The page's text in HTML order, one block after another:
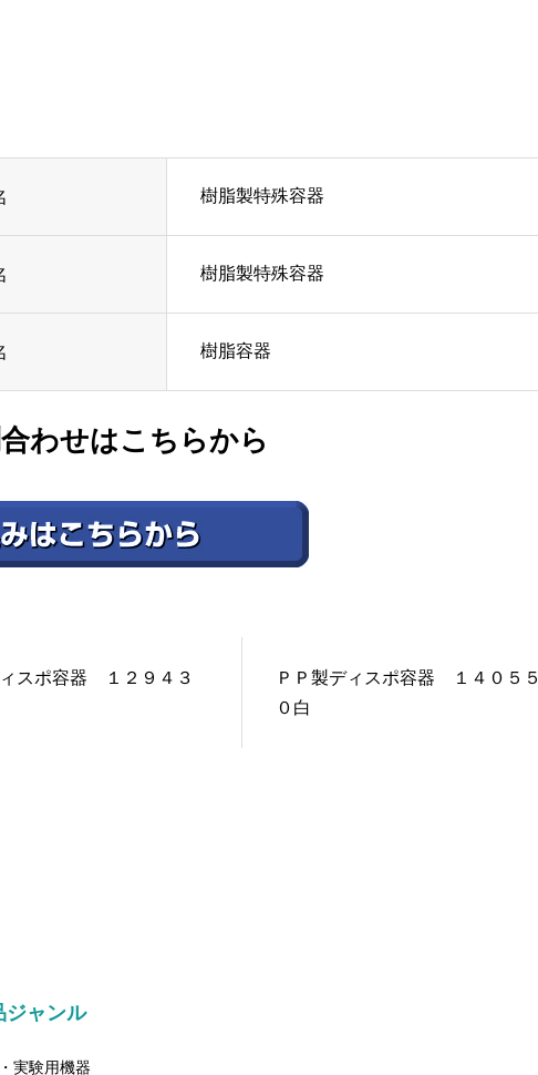
樹脂製特殊容器
樹脂製特殊容器
樹脂容器
わせはこちらから
ィスポ容器 １２９４３
ＰＰ製ディスポ容器 １４０５５
０白
ジャンル
実験用機器